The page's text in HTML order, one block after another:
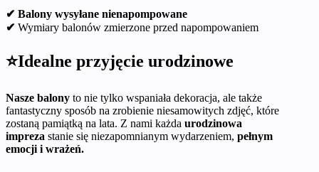
✔ Balony wysyłane nienapompowane
✔ Wymiary balonów zmierzone przed napompowaniem
⭐Idealne przyjęcie urodzinowe
Nasze balony to nie tylko wspaniała dekoracja, ale także
fantastyczny sposób na zrobienie niesamowitych zdjęć, które
zostaną pamiątką na lata. Z nami każda urodzinowa
impreza stanie się niezapomnianym wydarzeniem, pełnym
emocji i wrażeń.